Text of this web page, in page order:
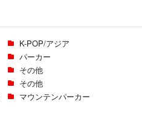
K-POP/アジア
パーカー
その他
その他
マウンテンパーカー